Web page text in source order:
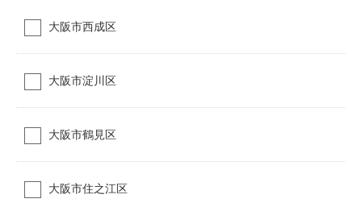
大阪市西成区
大阪市淀川区
大阪市鶴見区
大阪市住之江区